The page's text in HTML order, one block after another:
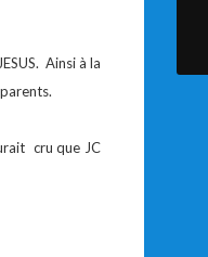
Ainsi à la
cru que JC